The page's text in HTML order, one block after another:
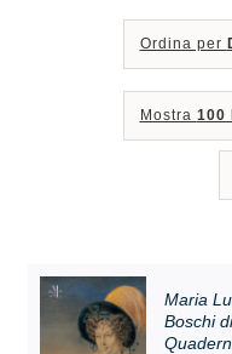
Maria Luigia
Attività
Ordina per
Mostra 100
Maria
Boschi